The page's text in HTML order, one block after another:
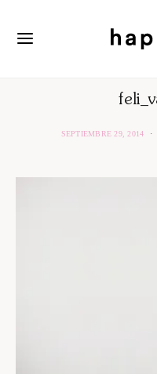
SEPTIEMBRE 29, 2014